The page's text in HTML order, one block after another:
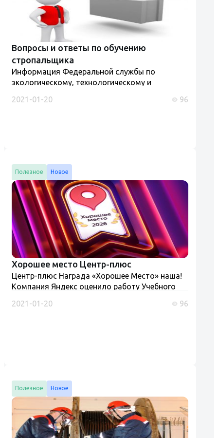
Вопросы и ответы по обучению
стропальщика
Информация Федеральной службы по
экологическому, технологическому и
люльки, стропальщик (обучение и проверка
2021-01-20 96
Полезное Новое
Хорошее место Центр-плюс
Центр-плюс Награда «Хорошее Место» наша!
Компания Яндекс оценило работу Учебного
«Хорошее место». Конечно мы к этому не
2021-01-20 96
Полезное Новое